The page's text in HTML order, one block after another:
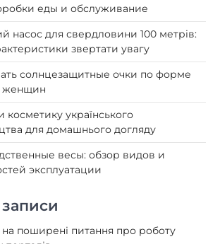
еды и обслуживание
насос для свердловини 100 метрів:
звертати увагу
солнцезащитные очки по форме
женщин
косметику українського
для домашнього догляду
весы: обзор видов и
эксплуатации
на поширені питання про роботу